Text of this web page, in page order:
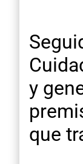
y
que